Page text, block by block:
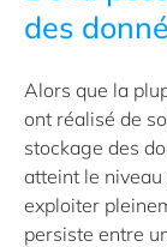
des
Alors que la
ont réalisé de
stockage des
atteint le
exploiter
persiste entre